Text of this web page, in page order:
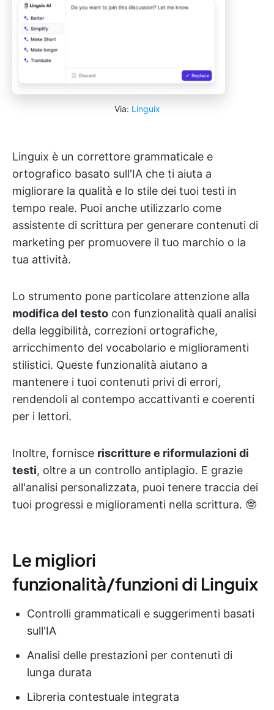
Via: Linguix
Linguix è un correttore grammaticale e
ortografico basato sull'IA che ti aiuta a
migliorare la qualità e lo stile dei tuoi testi in
tempo reale. Puoi anche utilizzarlo come
assistente di scrittura per generare contenuti di
marketing per promuovere il tuo marchio o la
tua attività.
Lo strumento pone particolare attenzione alla
modifica del testo con funzionalità quali analisi
della leggibilità, correzioni ortografiche,
arricchimento del vocabolario e miglioramenti
stilistici. Queste funzionalità aiutano a
mantenere i tuoi contenuti privi di errori,
rendendoli al contempo accattivanti e coerenti
per i lettori.
Inoltre, fornisce riscritture e riformulazioni di
testi, oltre a un controllo antiplagio. E grazie
all'analisi personalizzata, puoi tenere traccia dei
tuoi progressi e miglioramenti nella scrittura. 🤓
Le migliori
funzionalità/funzioni di Linguix
Controlli grammaticali e suggerimenti basati
sull'IA
Analisi delle prestazioni per contenuti di
lunga durata
Libreria contestuale integrata